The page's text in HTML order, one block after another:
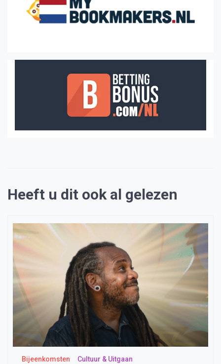
Heeft u dit ook al gelezen
Bijeenkomsten Cultuur & Uitgaan